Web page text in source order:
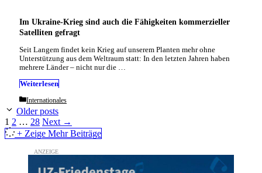
Im Ukraine-Krieg sind auch die Fähigkeiten kommerzieller
Satelliten gefragt
Seit Langem findet kein Krieg auf unserem Planten mehr ohne
Unterstützung aus dem Weltraum statt: In den letzten Jahren haben
mehrere Länder – nicht nur die …
Weiterlesen
Categories
Internationales
Older posts
Page
1 Page
2 … Page
28 Next →
+ Zeige Mehr Beiträge